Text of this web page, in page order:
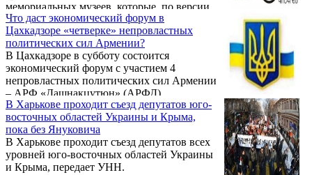
мемориальных музеев, которые, по версии
русского Forbes, стоит посетить каждому.
Что даст экономический форум в
Цахкадзоре «четверке» непровластных
политических сил Армении?
В Цахкадзоре в субботу состоится
экономический форум с участием 4
непровластных политических сил Армении
– АРФ «Дашнакцутюн» (АРФД),
«Армянский национальный конгресс»
(АНК), партии «Процветающая Армения»
(ППА) и «Наследие», а также прибывших
из-за рубежа экономистов и экспертов. Об
этом сообщила Panorama.am пресс-
секретарь лидера ППА Гагика Царукяна
В Харькове проходит съезд депутатов юго-
восточных областей Украины и Крыма,
пока без Януковича
В Харькове проходит съезд депутатов всех
уровней юго-восточных областей Украины
и Крыма, передает УНН.